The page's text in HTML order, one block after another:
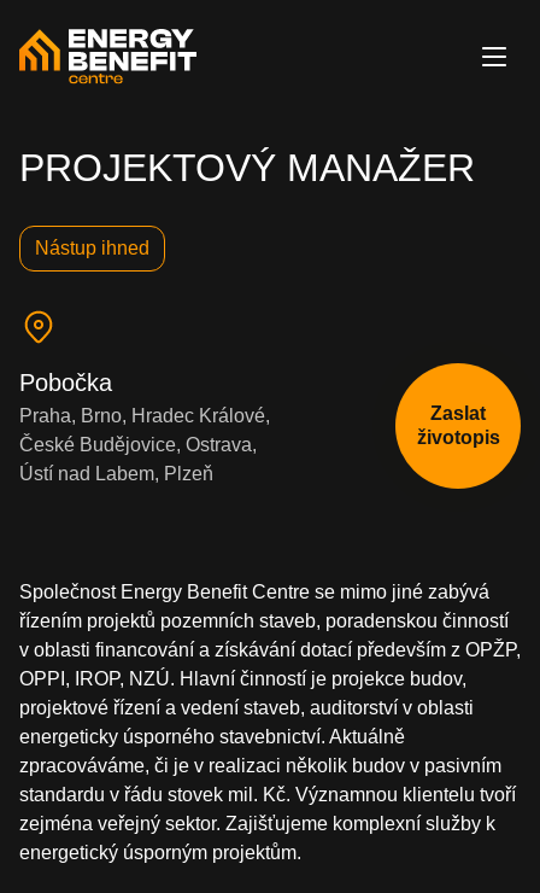
PROJEKTOVÝ MANAŽER
Nástup ihned
Pobočka
Praha, Brno, Hradec Králové,
České Budějovice, Ostrava,
Ústí nad Labem, Plzeň
Zaslat
životopis
Společnost Energy Benefit Centre se mimo jiné zabývá
řízením projektů pozemních staveb, poradenskou činností
v oblasti financování a získávání dotací především z OPŽP,
OPPI, IROP, NZÚ. Hlavní činností je projekce budov,
projektové řízení a vedení staveb, auditorství v oblasti
energeticky úsporného stavebnictví. Aktuálně
zpracováváme, či je v realizaci několik budov v pasivním
standardu v řádu stovek mil. Kč. Významnou klientelu tvoří
zejména veřejný sektor. Zajišťujeme komplexní služby k
energetický úsporným projektům.